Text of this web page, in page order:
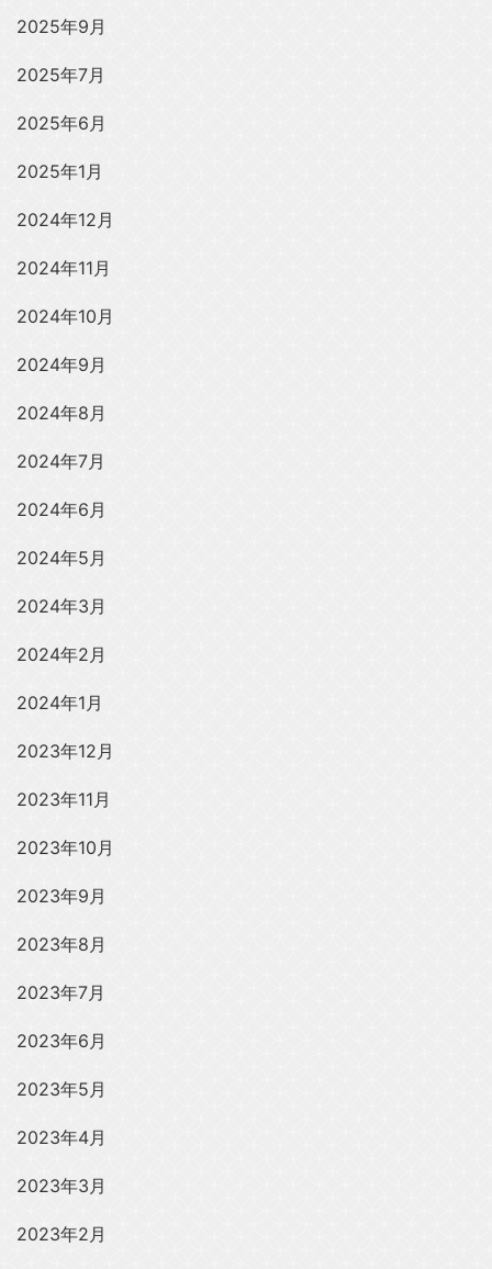
2025年9月
2025年7月
2025年6月
2025年1月
2024年12月
2024年11月
2024年10月
2024年9月
2024年8月
2024年7月
2024年6月
2024年5月
2024年3月
2024年2月
2024年1月
2023年12月
2023年11月
2023年10月
2023年9月
2023年8月
2023年7月
2023年6月
2023年5月
2023年4月
2023年3月
2023年2月